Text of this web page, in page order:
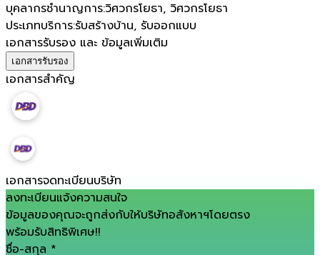
บุคลากรชำนาญการ:วิศวกรโยธา, วิศวกรโยธา
ประเภทบริการ:รับสร้างบ้าน, รับออกแบบ
เอกสารรับรอง และ ข้อมูลเพิ่มเติม
เอกสารรับรอง
เอกสารสำคัญ
เอกสารจดทะเบียนบริษัท
ลงทะเบียนแจ้งความสนใจ
ข้อมูลของคุณจะถูกส่งกับให้บริษัทอสังหาฯโดยตรง
พร้อมรับสิทธิพิเศษ!!
ชื่อ-สกุล *